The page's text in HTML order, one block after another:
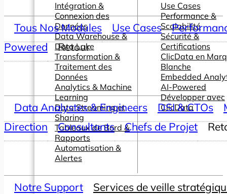
Intégration &
Connexion des
Données
Data Warehouse &
Data Lake
Transformation &
Traitement des
Données
Analytics & Machine
Learning
Data Streaming et
Sharing
Tableaux de Bord &
Rapports
Automatisation &
Alertes
Use Cases
Performance &
Scalabilité
Sécurité &
Certifications
ClicData en
Blanche
Embedded
AI-Powered
Développer avec
ClicData
Tous Nos Modules Use Cases
Powered
Retour
Data Analystes & Engineers DSI & CTOs
Direction
Consultants Chefs de Projet
Notre Support
Services de veille